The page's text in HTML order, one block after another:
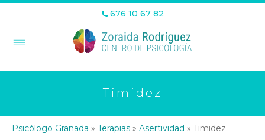
676 10 67 82
Timidez
Psicólogo Granada » Terapias » Asertividad » Timidez